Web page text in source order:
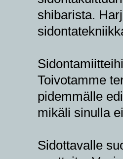
shibarista.
Toivotamme
pidemmälle
mikäli sinulla
Sidottavalle